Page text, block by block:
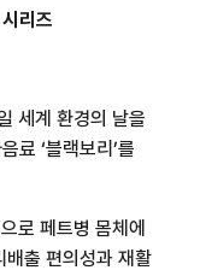
리즈
세계 환경의 날을
료 ‘블랙보리’를
로 페트병 몸체에
배출 편의성과 재활